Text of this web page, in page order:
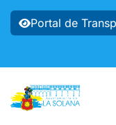
Portal de